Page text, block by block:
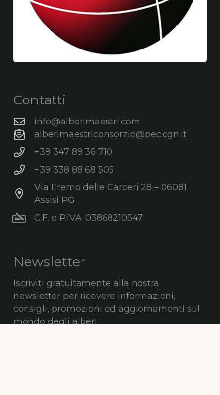
Contatti
info@alberimaestri.com
alberimaestriconsorzio@pec.cgn.it
+39 347 89 36 710
+39 338 88 68 505
Via Eremo delle Carceri 28 – 06081
Assisi PG
C.F. e P.IVA: 03868210547
Newsletter
Iscriviti gratuitamente alla nostra
newsletter per ricevere informazioni,
consigli, promozioni ed aggiornamenti sul
mondo degli alberi.